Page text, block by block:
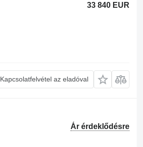
33 840 EUR
Kapcsolatfelvétel az eladóval
Ár érdeklődésre